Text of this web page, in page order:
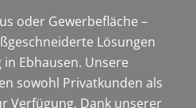
oder Gewerbefläche –
Lösungen
Ebhausen. Unsere
sowohl Privatkunden als
Verfügung. Dank unserer